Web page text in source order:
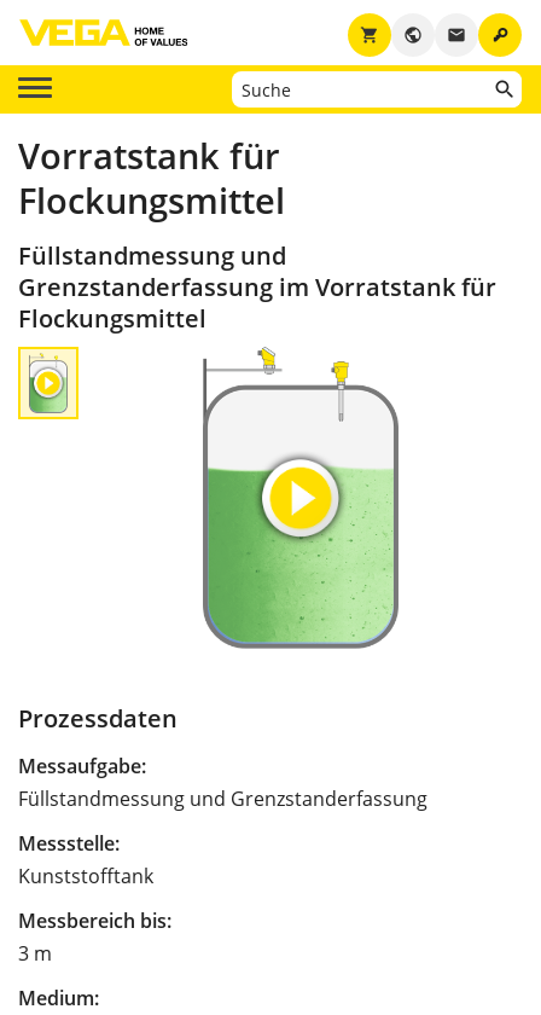
key
email
public
shopping_cart
Vorratstank für
Flockungsmittel
Füllstandmessung und
Grenzstanderfassung im Vorratstank für
Flockungsmittel
Prozessdaten
Messaufgabe:
Füllstandmessung und Grenzstanderfassung
Messstelle:
Kunststofftank
Messbereich bis:
3 m
Medium: